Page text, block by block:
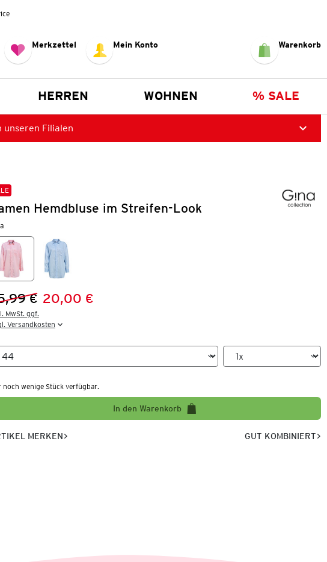
Merkzettel Mein Konto Warenkorb
HERREN WOHNEN % SALE
Filialen
Hemdbluse im Streifen-Look
Preis:
€
Preis:
20,00 €
MwSt. ggf.
Versandkosten
noch wenige Stück verfügbar.
In den Warenkorb
MERKEN GUT KOMBINIERT